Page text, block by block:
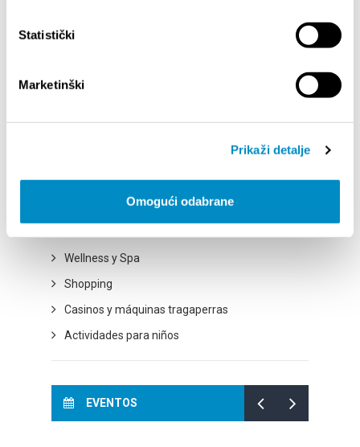
Statistički
Marketinški
Prikaži detalje
Omogući odabrane
Rutas ciclistas
Ciudad de belleza natural
Ciudad del deporte
Wellness y Spa
Shopping
Casinos y máquinas tragaperras
Actividades para niños
EVENTOS